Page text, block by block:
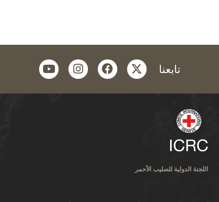
تابعنا twitter
facebook
instagram
youtube
اللجنة الدولية للصليب الأحمر